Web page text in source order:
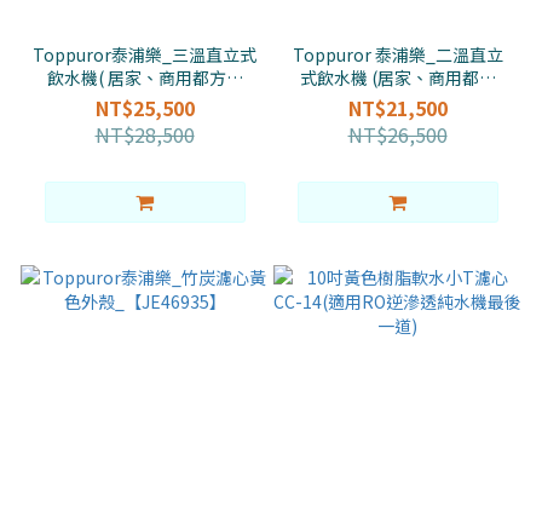
Toppuror泰浦樂_三溫直立式
飲水機( 居家、商用都方便
)_【 JB49424】
NT$25,500
NT$28,500
Toppuror 泰浦樂_二溫直立
式飲水機 (居家、商用都方
便)_ 【JB49417】
NT$21,500
NT$26,500